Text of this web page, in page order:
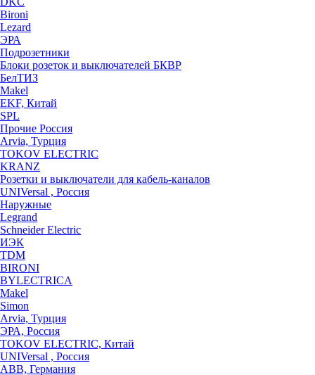
Bironi
Lezard
ЭРА
Подрозетники
Блоки розеток и выключателей БКВР
БелТИЗ
Makel
EKF, Китай
SPL
Прочие Россия
Arvia, Турция
TOKOV ELECTRIC
KRANZ
Розетки и выключатели для кабель-каналов
UNIVersal , Россия
Наружные
Legrand
Schneider Electric
ИЭК
TDM
BIRONI
BYLECTRICA
Makel
Simon
Arvia, Турция
ЭРА, Россия
TOKOV ELECTRIC, Китай
UNIVersal , Россия
ABB, Германия